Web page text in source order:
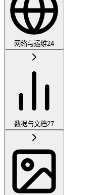
网络与运维24
数据与文档27